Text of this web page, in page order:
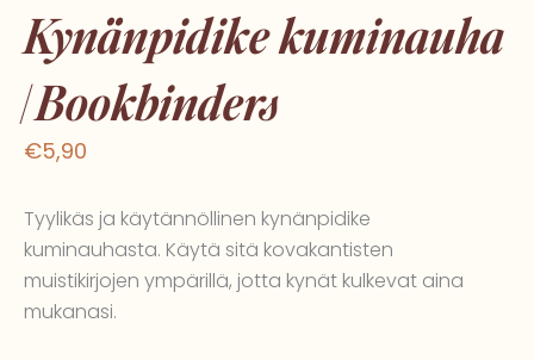
Kynänpidike kuminauha
| Bookbinders
€5,90
Tyylikäs ja käytännöllinen kynänpidike
kuminauhasta. Käytä sitä kovakantisten
muistikirjojen ympärillä, jotta kynät kulkevat aina
mukanasi.